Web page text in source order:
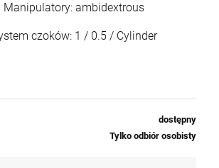
Manipulatory: ambidextrous
czoków: 1 / 0.5 / Cylinder
dostępny
Tylko odbiór osobisty